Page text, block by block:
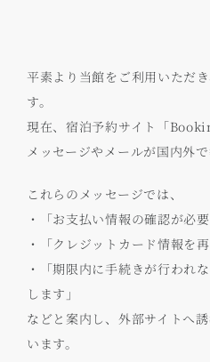
平素より当館をご利用いただ
す。
現在、宿泊予約サイト「
メッセージやメールが国内外で
これらのメッセージでは、
・「お支払い情報の確認が必要
・「クレジットカード情報を
・「期限内に手続きが行われ
します」
などと案内し、外部サイトへ
います。